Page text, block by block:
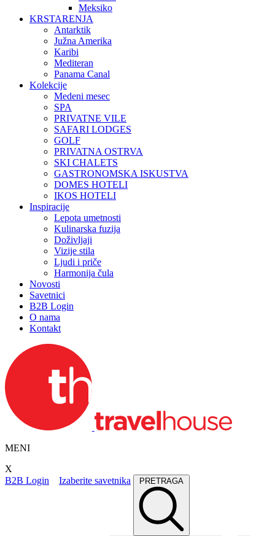
Meksiko
KRSTARENJA
Antarktik
Južna Amerika
Karibi
Mediteran
Panama Canal
Kolekcije
Medeni mesec
SPA
PRIVATNE VILE
SAFARI LODGES
GOLF
PRIVATNA OSTRVA
SKI CHALETS
GASTRONOMSKA ISKUSTVA
DOMES HOTELI
IKOS HOTELI
Inspiracije
Lepota umetnosti
Kulinarska fuzija
Doživljaji
Vizije stila
Ljudi i priče
Harmonija čula
Novosti
Savetnici
B2B Login
O nama
Kontakt
MENI
X
B2B Login
Izaberite savetnika PRETRAGA